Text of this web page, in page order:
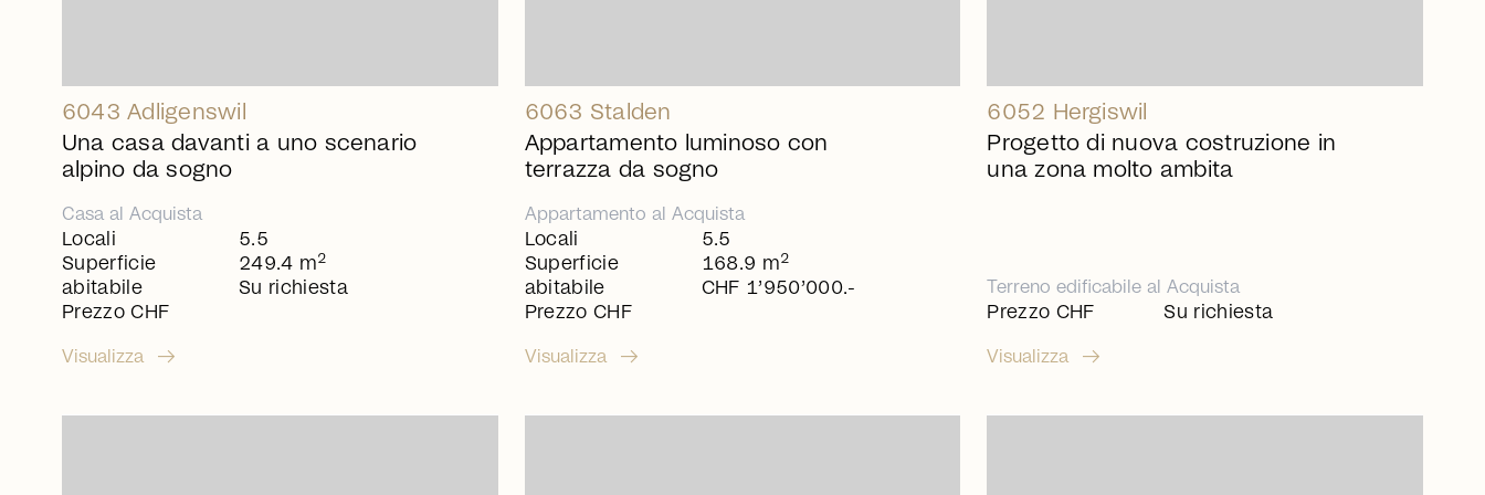
6043 Adligenswil
Una casa davanti a uno scenario
alpino da sogno
Casa al Acquista
Locali
Superficie
abitabile
Prezzo CHF
5.5
249.4 m2
Su richiesta
Visualizza arrow_right_alt
6063 Stalden
Appartamento luminoso con
terrazza da sogno
Appartamento al Acquista
Locali
Superficie
abitabile
Prezzo CHF
5.5
168.9 m2
CHF 1’950’000.-
Visualizza arrow_right_alt
6052 Hergiswil
Progetto di nuova costruzione in
una zona molto ambita
Terreno edificabile alAcquista
Prezzo CHF Su richiesta
Visualizza arrow_right_alt